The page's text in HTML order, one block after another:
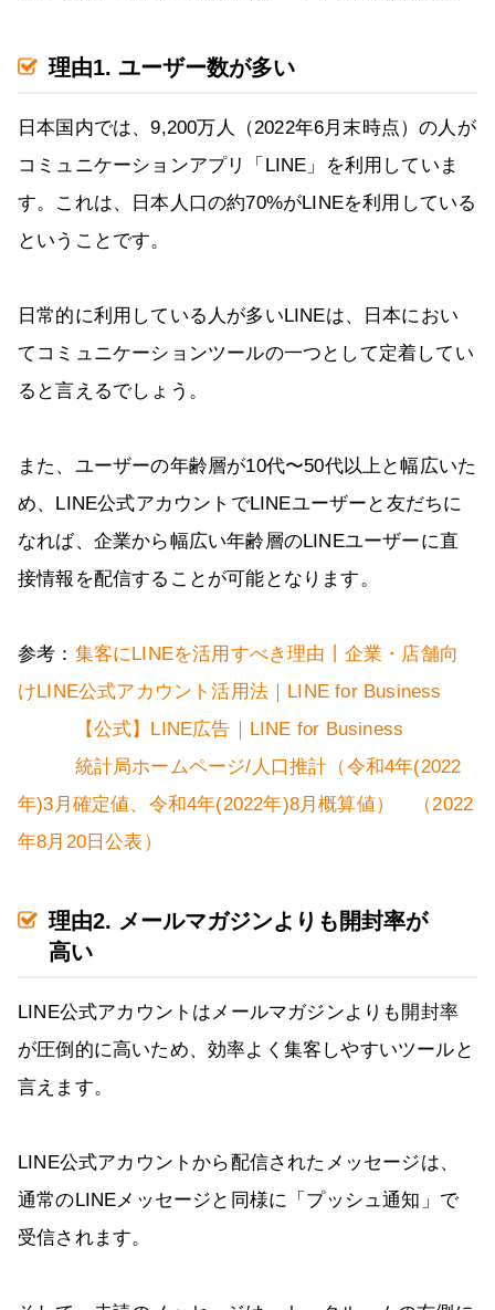
理由1. ユーザー数が多い
日本国内では、9,200万人（2022年6月末時点）の人が
コミュニケーションアプリ「LINE」を利用していま
す。これは、日本人口の約70%がLINEを利用している
ということです。
日常的に利用している人が多いLINEは、日本におい
てコミュニケーションツールの一つとして定着してい
ると言えるでしょう。
また、ユーザーの年齢層が10代〜50代以上と幅広いた
め、LINE公式アカウントでLINEユーザーと友だちに
なれば、企業から幅広い年齢層のLINEユーザーに直
接情報を配信することが可能となります。
参考： 集客にLINEを活用すべき理由丨企業・店舗向
けLINE公式アカウント活用法｜LINE for Business
【公式】LINE広告｜LINE for Business
統計局ホームページ/人口推計（令和4年(2022
年)3月確定値、令和4年(2022年)8月概算値） （2022
年8月20日公表）
理由2. メールマガジンよりも開封率が
高い
LINE公式アカウントはメールマガジンよりも開封率
が圧倒的に高いため、効率よく集客しやすいツールと
言えます。
LINE公式アカウントから配信されたメッセージは、
通常のLINEメッセージと同様に「プッシュ通知」で
受信されます。